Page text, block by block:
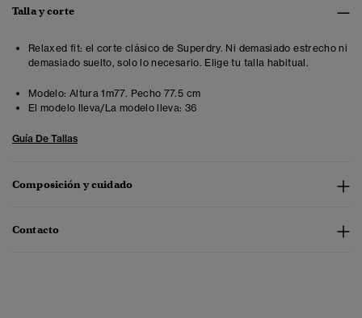
Talla y corte
Relaxed fit: el corte clásico de Superdry. Ni demasiado estrecho ni
demasiado suelto, solo lo necesario. Elige tu talla habitual.
Modelo: Altura 1m77. Pecho 77.5 cm
El modelo lleva/La modelo lleva: 36
Guía De Tallas
Composición y cuidado
Contacto